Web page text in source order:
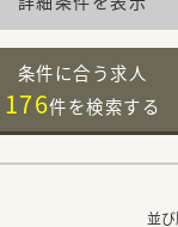
条件に合う求人
176件を検索する
並